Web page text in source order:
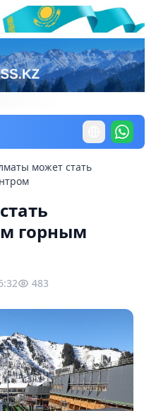
может стать
горным
483